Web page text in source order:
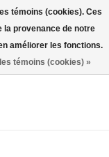
témoins (cookies). Ces
provenance de notre
améliorer les fonctions.
témoins (cookies) »